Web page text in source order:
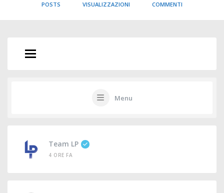
POSTS VISUALIZZAZIONI COMMENTI
Menu
Team LP
4 ORE FA